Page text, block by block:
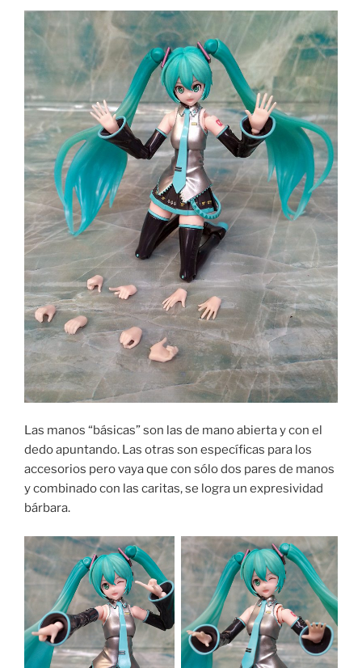
Las manos “básicas” son las de mano abierta y con el
dedo apuntando. Las otras son específicas para los
accesorios pero vaya que con sólo dos pares de manos
y combinado con las caritas, se logra un expresividad
bárbara.